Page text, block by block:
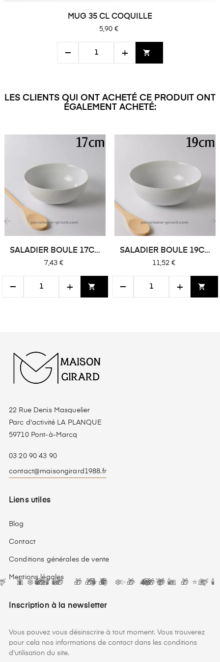
MUG 35 CL COQUILLE
Prix
5,90 €
− + shopping_cart
LES CLIENTS QUI ONT ACHETÉ CE PRODUIT ONT
ÉGALEMENT ACHETÉ:
SALADIER BOULE 17CM
HT 7CM /
Prix
7,43 €
− + shopping_cart
SALADIER BOULE 19CM
HT 7.5CM /
Prix
11,52 €
− + shopping_cart
22 Rue Denis Masquelier
Parc d'activité LA PLANQUE
59710 Pont-à-Marcq
03 20 90 43 90
contact@maisongirard1988.fr
Liens utiles
Blog
Contact
Conditions générales de vente
Mentions légales
Inscription à la newsletter
Vous pouvez vous désinscrire à tout moment. Vous trouverez
pour cela nos informations de contact dans les conditions
d'utilisation du site.
🦌
🎁 🎁
🎁🎅 ⭐ ⭐ 🦌
🎀
🕯️ 🎀
🎁
🕯️
⭐ ✨
🎀 🎁
❄️
❄️
🕯️
🕯️
🦌 ❄️ ✨✨
🕯️ ✨
✨ ⭐
❄️ 🎅
🕯️ 🎅 🎀
🎁
🎁
🎀 🕯️
🎄
🎁
🎁
🕯️ 🕯️ 🕯️